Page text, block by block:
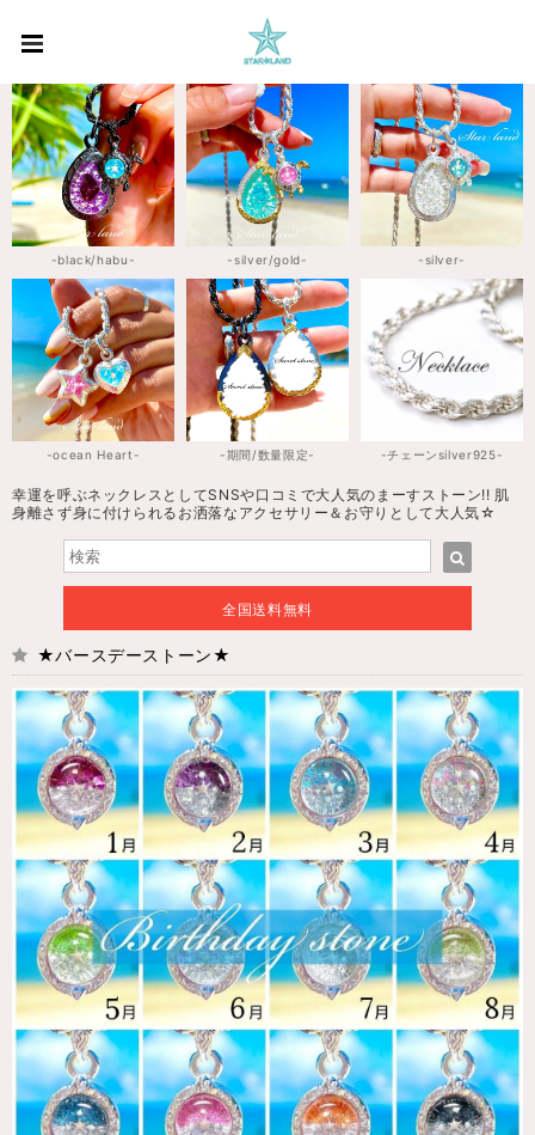
-black/habu- -silver/gold- -silver-
-ocean Heart- -期間/数量限定- -チェーンsilver925-
幸運を呼ぶネックレスとしてSNSや口コミで大人気のまーすストーン!! 肌
身離さず身に付けられるお洒落なアクセサリー＆お守りとして大人気☆
全国送料無料
★バースデーストーン★